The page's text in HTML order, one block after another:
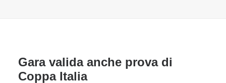
Gara valida anche prova di
Coppa Italia